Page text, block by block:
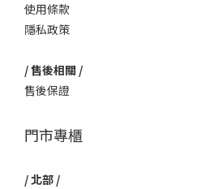
使用條款
隱私政策
/ 售後相關 /
售後保證
門市專櫃
/ 北部 /